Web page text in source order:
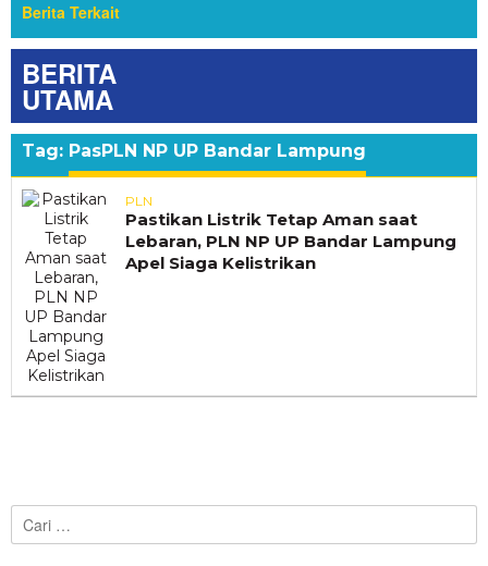
Berita Terkait
BERITA
UTAMA
Tag: PasPLN NP UP Bandar Lampung
PLN
Pastikan Listrik Tetap Aman saat
Lebaran, PLN NP UP Bandar Lampung
Apel Siaga Kelistrikan
Cari
untuk: